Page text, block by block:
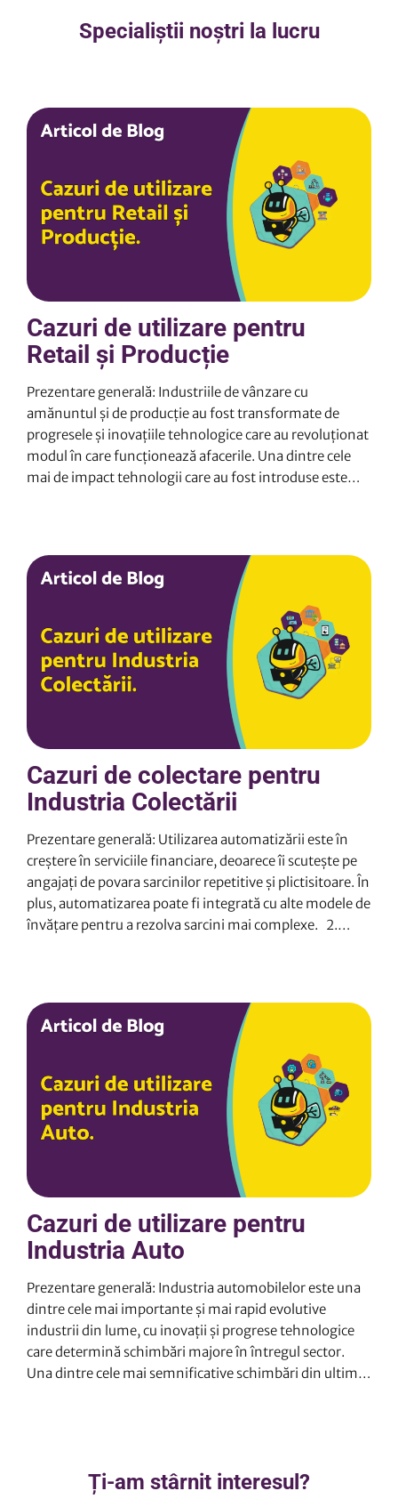
Specialiștii noștri la lucru
Cazuri de utilizare pentru
Retail și Producție
Prezentare generală: Industriile de vânzare cu
amănuntul și de producție au fost transformate de
progresele și inovațiile tehnologice care au revoluționat
modul în care funcționează afacerile. Una dintre cele
mai de impact tehnologii care au fost introduse este
experiența clienților. 2. Soluții: Industriile de vânzare
cu amănuntul și de producție au fost transformate de
progresele și inovațiile tehnologice care au revoluționat
modul în care funcționează afacerile. Una dintre cele
mai de impact tehnologii care au fost introduse este
automatizarea. Prin valorificarea automatizării,
clienții…
Cazuri de colectare pentru
Industria Colectării
Prezentare generală: Utilizarea automatizării este în
creștere în serviciile financiare, deoarece îi scutește pe
angajați de povara sarcinilor repetitive și plictisitoare. În
plus, automatizarea poate fi integrată cu alte modele de
învățare pentru a rezolva sarcini mai complexe. 2.
folosind OCR, răzuiește datele utile, le validează cu
reguli cunoscute și scoate datele într-un fișier
structurat. Apoi, fiecare fișier este procesat și mutat
într-un dosar specific. În cazul în care robotul nu
reușește să identifice tipul de document sau…
Cazuri de utilizare pentru
Industria Auto
Prezentare generală: Industria automobilelor este una
dintre cele mai importante și mai rapid evolutive
industrii din lume, cu inovații și progrese tehnologice
care determină schimbări majore în întregul sector.
Una dintre cele mai semnificative schimbări din ultimii
a îndeplini sarcini care înainte erau efectuate manual.
Ți-am stârnit interesul?